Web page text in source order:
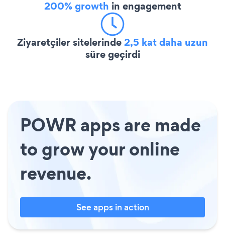
200% growth in engagement
Ziyaretçiler sitelerinde2,5 kat daha uzun
süre geçirdi
POWR apps are made
to grow your online
revenue.
See apps in action